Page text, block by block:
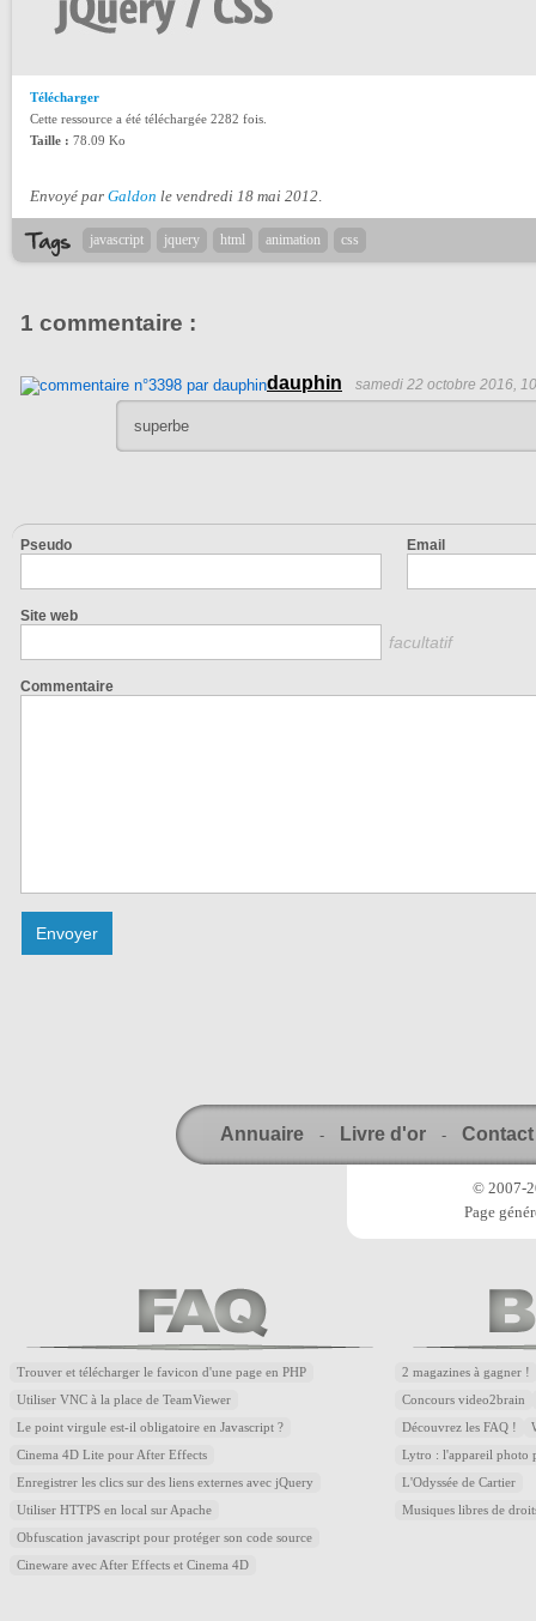
Télécharger
Cette ressource a été téléchargée 2282 fois.
Taille : 78.09 Ko
Envoyé par Galdon le vendredi 18 mai 2012.
javascript jquery html animation css
1 commentaire :
dauphin samedi 22 octobre 2016,
superbe
Pseudo Email
Site web
facultatif
Commentaire
Annuaire - Livre d'or - Contact
© 2007-
Page
Trouver et télécharger le favicon d'une page en PHP
Utiliser VNC à la place de TeamViewer
Le point virgule est-il obligatoire en Javascript ?
Cinema 4D Lite pour After Effects
Enregistrer les clics sur des liens externes avec jQuery
Utiliser HTTPS en local sur Apache
Obfuscation javascript pour protéger son code source
Cineware avec After Effects et Cinema 4D
2 magazines à gagner !
Concours video2brain
Découvrez les FAQ !
Lytro : l'appareil photo
L'Odyssée de Cartier
Musiques libres de